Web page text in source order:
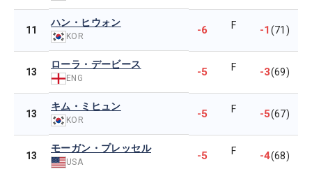
11
ハン・ヒウォン
KOR -6 F -1(71)
13
ローラ・デービース
ENG -5 F -3(69)
13
キム・ミヒュン
KOR -5 F -5(67)
13
モーガン・プレッセル
USA -5 F -4(68)